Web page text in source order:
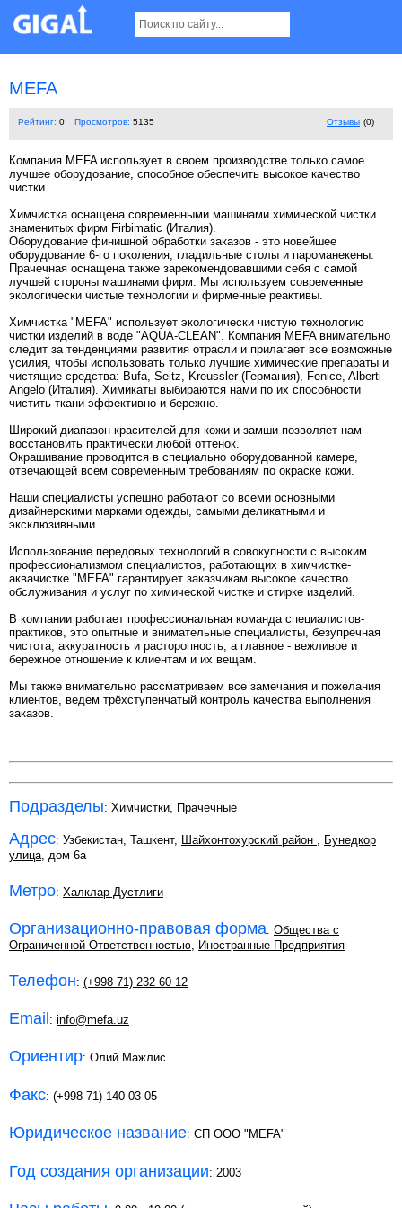
MEFA
Рейтинг: 0 Просмотров: 5135 Отзывы (0)
Компания MEFA использует в своем производстве только самое
лучшее оборудование, способное обеспечить высокое качество
чистки.
Химчистка оснащена современными машинами химической чистки
знаменитых фирм Firbimatic (Италия).
Оборудование финишной обработки заказов - это новейшее
оборудование 6-го поколения, гладильные столы и пароманекены.
Прачечная оснащена также зарекомендовавшими себя с самой
лучшей стороны машинами фирм. Мы используем современные
экологически чистые технологии и фирменные реактивы.
Химчистка "MEFA" использует экологически чистую технологию
чистки изделий в воде "AQUA-CLEAN". Компания MEFA внимательно
следит за тенденциями развития отрасли и прилагает все возможные
усилия, чтобы использовать только лучшие химические препараты и
чистящие средства: Bufa, Seitz, Kreussler (Германия), Fenice, Alberti
Angelo (Италия). Химикаты выбираются нами по их способности
чистить ткани эффективно и бережно.
Широкий диапазон красителей для кожи и замши позволяет нам
восстановить практически любой оттенок.
Окрашивание проводится в специально оборудованной камере,
отвечающей всем современным требованиям по окраске кожи.
Наши специалисты успешно работают со всеми основными
дизайнерскими марками одежды, самыми деликатными и
эксклюзивными.
Использование передовых технологий в совокупности с высоким
профессионализмом специалистов, работающих в химчистке-
аквачистке "MEFA" гарантирует заказчикам высокое качество
обслуживания и услуг по химической чистке и стирке изделий.
В компании работает профессиональная команда специалистов-
практиков, это опытные и внимательные специалисты, безупречная
чистота, аккуратность и расторопность, а главное - вежливое и
бережное отношение к клиентам и их вещам.
Мы также внимательно рассматриваем все замечания и пожелания
клиентов, ведем трёхступенчатый контроль качества выполнения
заказов.
Подразделы: Химчистки, Прачечные
Адрес: Узбекистан, Ташкент, Шайхонтохурский район , Бунедкор
улица, дом 6а
Метро: Халклар Дустлиги
Организационно-правовая форма: Общества с
Ограниченной Ответственностью, Иностранные Предприятия
Телефон: (+998 71) 232 60 12
Email : info@mefa.uz
Ориентир: Олий Мажлис
Факс: (+998 71) 140 03 05
Юридическое название: СП ООО "MEFA"
Год создания организации: 2003